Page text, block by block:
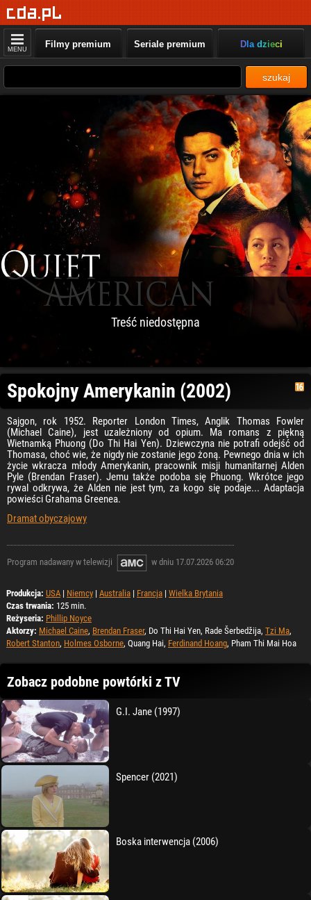
MENU Filmy premium Seriale premium Dla dzieci
szukaj
Treść niedostępna
Spokojny Amerykanin (2002)
Sajgon, rok 1952. Reporter London Times, Anglik Thomas Fowler
(Michael Caine), jest uzależniony od opium. Ma romans z piękną
Wietnamką Phuong (Do Thi Hai Yen). Dziewczyna nie potrafi odejść od
Thomasa, choć wie, że nigdy nie zostanie jego żoną. Pewnego dnia w ich
życie wkracza młody Amerykanin, pracownik misji humanitarnej Alden
Pyle (Brendan Fraser). Jemu także podoba się Phuong. Wkrótce jego
rywal odkrywa, że Alden nie jest tym, za kogo się podaje... Adaptacja
powieści Grahama Greenea.
Dramat obyczajowy
Program nadawany w telewizji w dniu 17.07.2026 06:20
Produkcja: USA | Niemcy | Australia | Francja | Wielka Brytania
Czas trwania: 125 min.
Reżyseria: Phillip Noyce
Aktorzy: Michael Caine, Brendan Fraser, Do Thi Hai Yen, Rade Šerbedžija, Tzi Ma,
Robert Stanton, Holmes Osborne, Quang Hai, Ferdinand Hoang, Pham Thi Mai Hoa
Zobacz podobne powtórki z TV
G.I. Jane (1997)
Spencer (2021)
Boska interwencja (2006)